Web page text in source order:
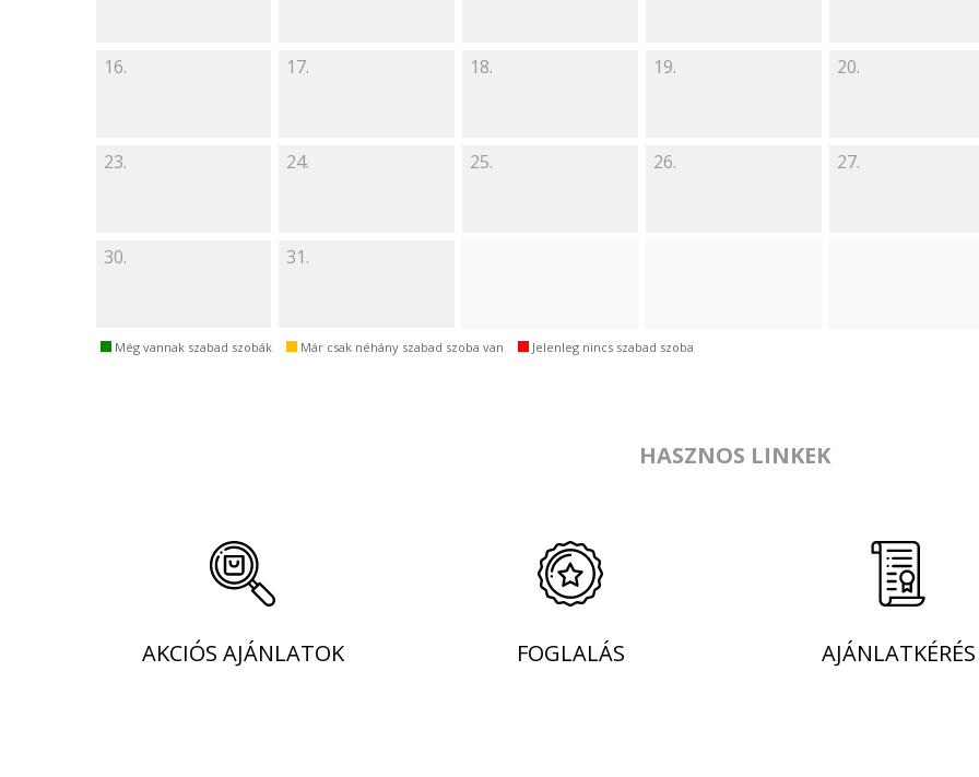
16. 17. 18. 19. 20.
23. 24. 25. 26. 27.
30. 31.
Még vannak szabad szobák Már csak néhány szabad szoba van Jelenleg nincs szabad szoba
HASZNOS LINKEK
AKCIÓS AJÁNLATOK FOGLALÁS AJÁNLATKÉRÉS